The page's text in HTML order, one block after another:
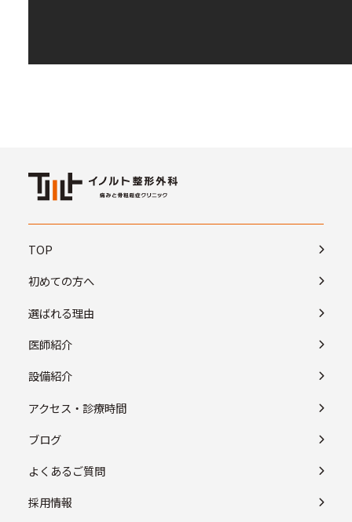
TOP
初めての方へ
選ばれる理由
医師紹介
設備紹介
アクセス・診療時間
ブログ
よくあるご質問
採用情報